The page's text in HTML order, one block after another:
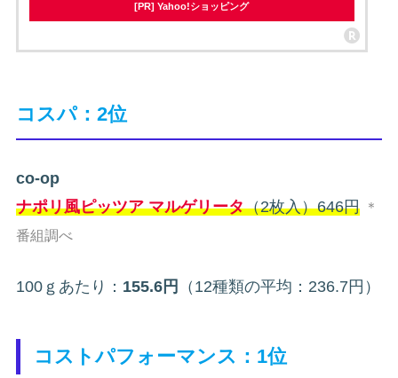
[PR] Yahoo!ショッピング
コスパ：2位
co-op
ナポリ風ピッツア マルゲリータ（2枚入）646円 ＊
番組調べ
100ｇあたり： 155.6円 （12種類の平均：236.7円）
コストパフォーマンス：1位